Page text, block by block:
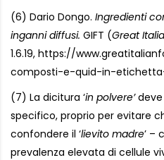
(6) Dario Dongo. Ingredienti
inganni diffusi. GIFT (Great
1.6.19, https://
composti-e-quid-in-
(7) La dicitura ‘in polvere’deve
specifico, proprio per evitare
confondere il ‘lievito madre’ –
prevalenza elevata di cellule